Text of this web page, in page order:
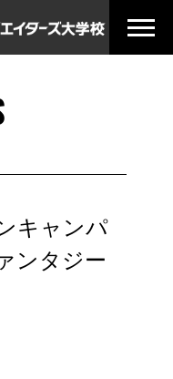
キャンパ
ンタジー